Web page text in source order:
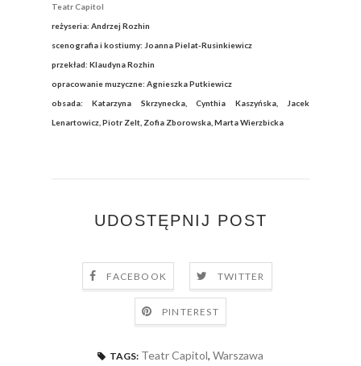
Teatr Capitol
reżyseria: Andrzej Rozhin
scenografia i kostiumy: Joanna Pielat-Rusinkiewicz
przekład: Klaudyna Rozhin
opracowanie muzyczne: Agnieszka Putkiewicz
obsada: Katarzyna Skrzynecka, Cynthia Kaszyńska, Jacek
Lenartowicz, Piotr Zelt, Zofia Zborowska, Marta Wierzbicka
UDOSTĘPNIJ POST
FACEBOOK TWITTER
PINTEREST
TAGS: Teatr Capitol, Warszawa